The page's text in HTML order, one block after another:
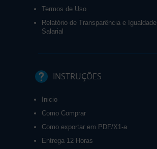
Termos de Uso
Relatório de Transparência e Igualdade
Salarial
INSTRUÇÕES
Inicio
Como Comprar
Como exportar em PDF/X1-a
Entrega 12 Horas